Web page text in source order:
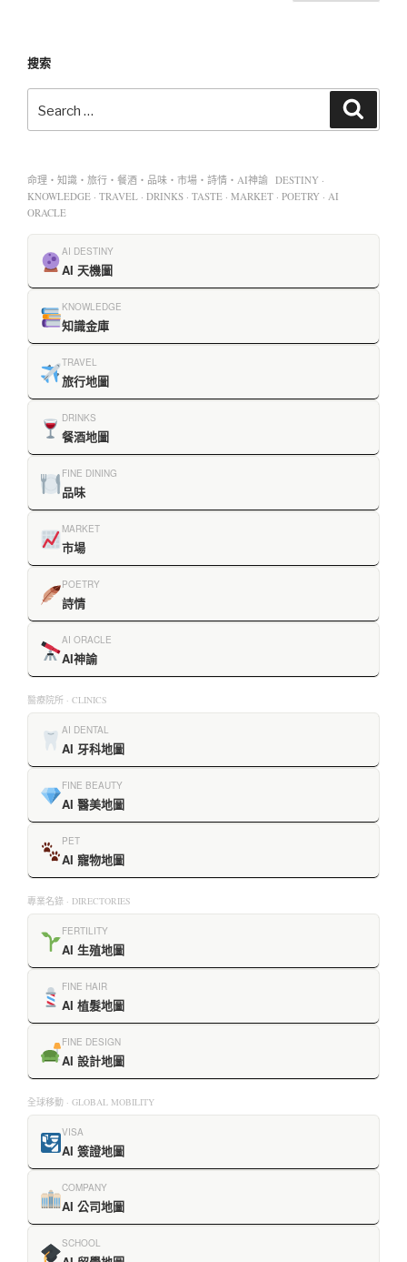
搜索
命理・知識・旅行・餐酒・品味・市場・詩情・AI神諭 DESTINY ·
KNOWLEDGE · TRAVEL · DRINKS · TASTE · MARKET · POETRY · AI
ORACLE
AI DESTINY
AI 天機圖
KNOWLEDGE
知識金庫
TRAVEL
旅行地圖
DRINKS
餐酒地圖
FINE DINING
品味
MARKET
市場
POETRY
詩情
AI ORACLE
AI神諭
醫療院所 · CLINICS
AI DENTAL
AI 牙科地圖
FINE BEAUTY
AI 醫美地圖
PET
AI 寵物地圖
專業名錄 · DIRECTORIES
FERTILITY
AI 生殖地圖
FINE HAIR
AI 植髮地圖
FINE DESIGN
AI 設計地圖
全球移動 · GLOBAL MOBILITY
VISA
AI 簽證地圖
COMPANY
AI 公司地圖
SCHOOL